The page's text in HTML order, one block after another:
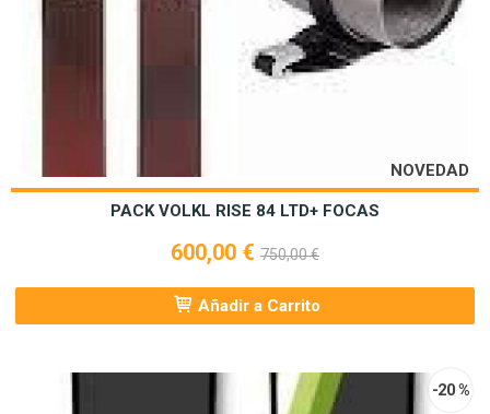
NOVEDAD
PACK VOLKL RISE 84 LTD+ FOCAS
600,00 € 750,00 €
Añadir a Carrito
-20 %